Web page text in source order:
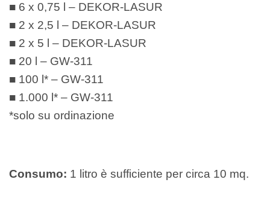
■ 6 x 0,75 l – DEKOR-LASUR
■ 2 x 2,5 l – DEKOR-LASUR
■ 2 x 5 l – DEKOR-LASUR
■ 20 l – GW-311
■ 100 l* – GW-311
■ 1.000 l* – GW-311
*solo su ordinazione
Consumo: 1 litro è sufficiente per circa 10 mq.